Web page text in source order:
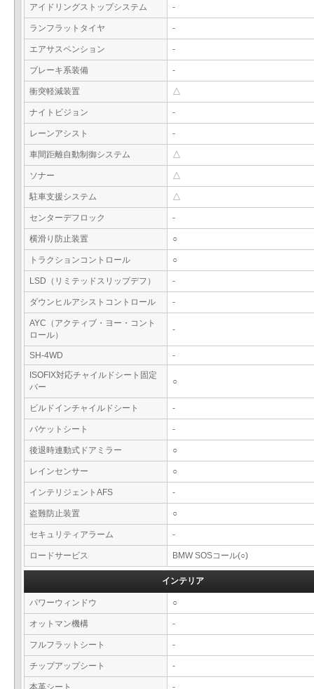
アイドリングストップシステム -
ランフラットタイヤ -
エアサスペンション -
ブレーキ系装備 -
衝突軽減装置 △
ナイトビジョン -
レーンアシスト -
車間距離自動制御システム △
ソナー △
駐車支援システム △
センターデフロック -
横滑り防止装置 ○
トラクションコントロール ○
LSD（リミテッドスリップデフ） -
ダウンヒルアシストコントロール -
AYC（アクティブ・ヨー・コント
ロール）
-
SH-4WD
-
ISOFIX対応チャイルドシート固定
バー
○
ビルドインチャイルドシート -
バケットシート -
後退時連動式ドアミラー ○
レインセンサー ○
インテリジェントAFS -
盗難防止装置 ○
セキュリティアラーム -
ロードサービス BMW SOSコール(○)
インテリア
パワーウィンドウ ○
オットマン機構 -
フルフラットシート -
チップアップシート -
本革シート -